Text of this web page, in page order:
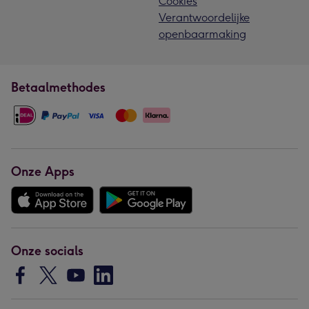
Verantwoordelijke
openbaarmaking
Betaalmethodes
Onze Apps
Onze socials